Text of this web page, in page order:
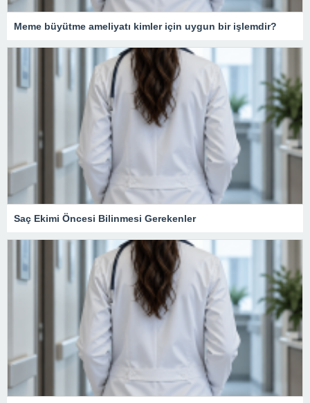
Meme büyütme ameliyatı kimler için uygun bir işlemdir?
Saç Ekimi Öncesi Bilinmesi Gerekenler